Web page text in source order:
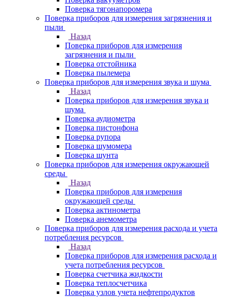
Поверка тягонапоромера
Поверка приборов для измерения загрязнения и
пыли
Назад
Поверка приборов для измерения
загрязнения и пыли
Поверка отстойника
Поверка пылемера
Поверка приборов для измерения звука и шума
Назад
Поверка приборов для измерения звука и
шума
Поверка аудиометра
Поверка пистонфона
Поверка рупора
Поверка шумомера
Поверка шунта
Поверка приборов для измерения окружающей
среды
Назад
Поверка приборов для измерения
окружающей среды
Поверка актинометра
Поверка анемометра
Поверка приборов для измерения расхода и учета
потребления ресурсов
Назад
Поверка приборов для измерения расхода и
учета потребления ресурсов
Поверка счетчика жидкости
Поверка теплосчетчика
Поверка узлов учета нефтепродуктов